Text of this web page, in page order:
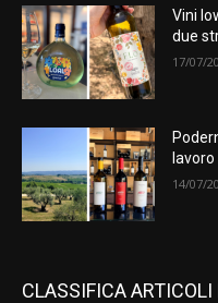
Vini
due
17/07/
14/07/
CLASSIFICA ARTICOLI